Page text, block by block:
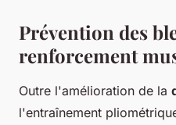
Prévention des
renforcement
Outre l'amélioration de la
l'entraînement